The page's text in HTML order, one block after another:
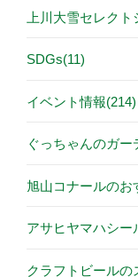
上川大雪セレク
SDGs(11)
イベント情報(214)
ぐっちゃんのガー
旭山コナールのお
アサヒヤマハシー
クラフトビールの